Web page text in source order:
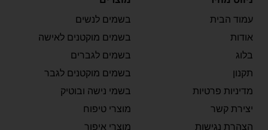
עמוד הבית
אודות
בלוג
תקנון
מדיניות פרטיות
יצירת קשר
הצהרת נגישות
בשמים לנשים
בשמים מוקטנים לאישה
בשמים לגברים
בשמים מוקטנים לגבר
בשמי נישה ובוטיק
מוצרי טיפוח
מוצרי איפור